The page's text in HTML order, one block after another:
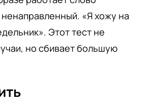
«Я хожу на
Этот тест не
но сбивает большую